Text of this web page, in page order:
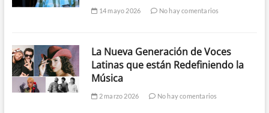
14 mayo 2026 No hay comentarios
La Nueva Generación de Voces
Latinas que están Redefiniendo la
Música
2 marzo 2026 No hay comentarios